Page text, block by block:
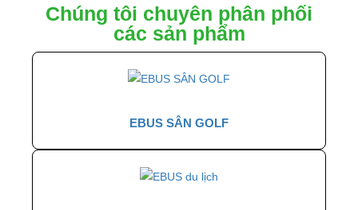
Chúng tôi chuyên phân phối
các sản phẩm
EBUS SÂN GOLF